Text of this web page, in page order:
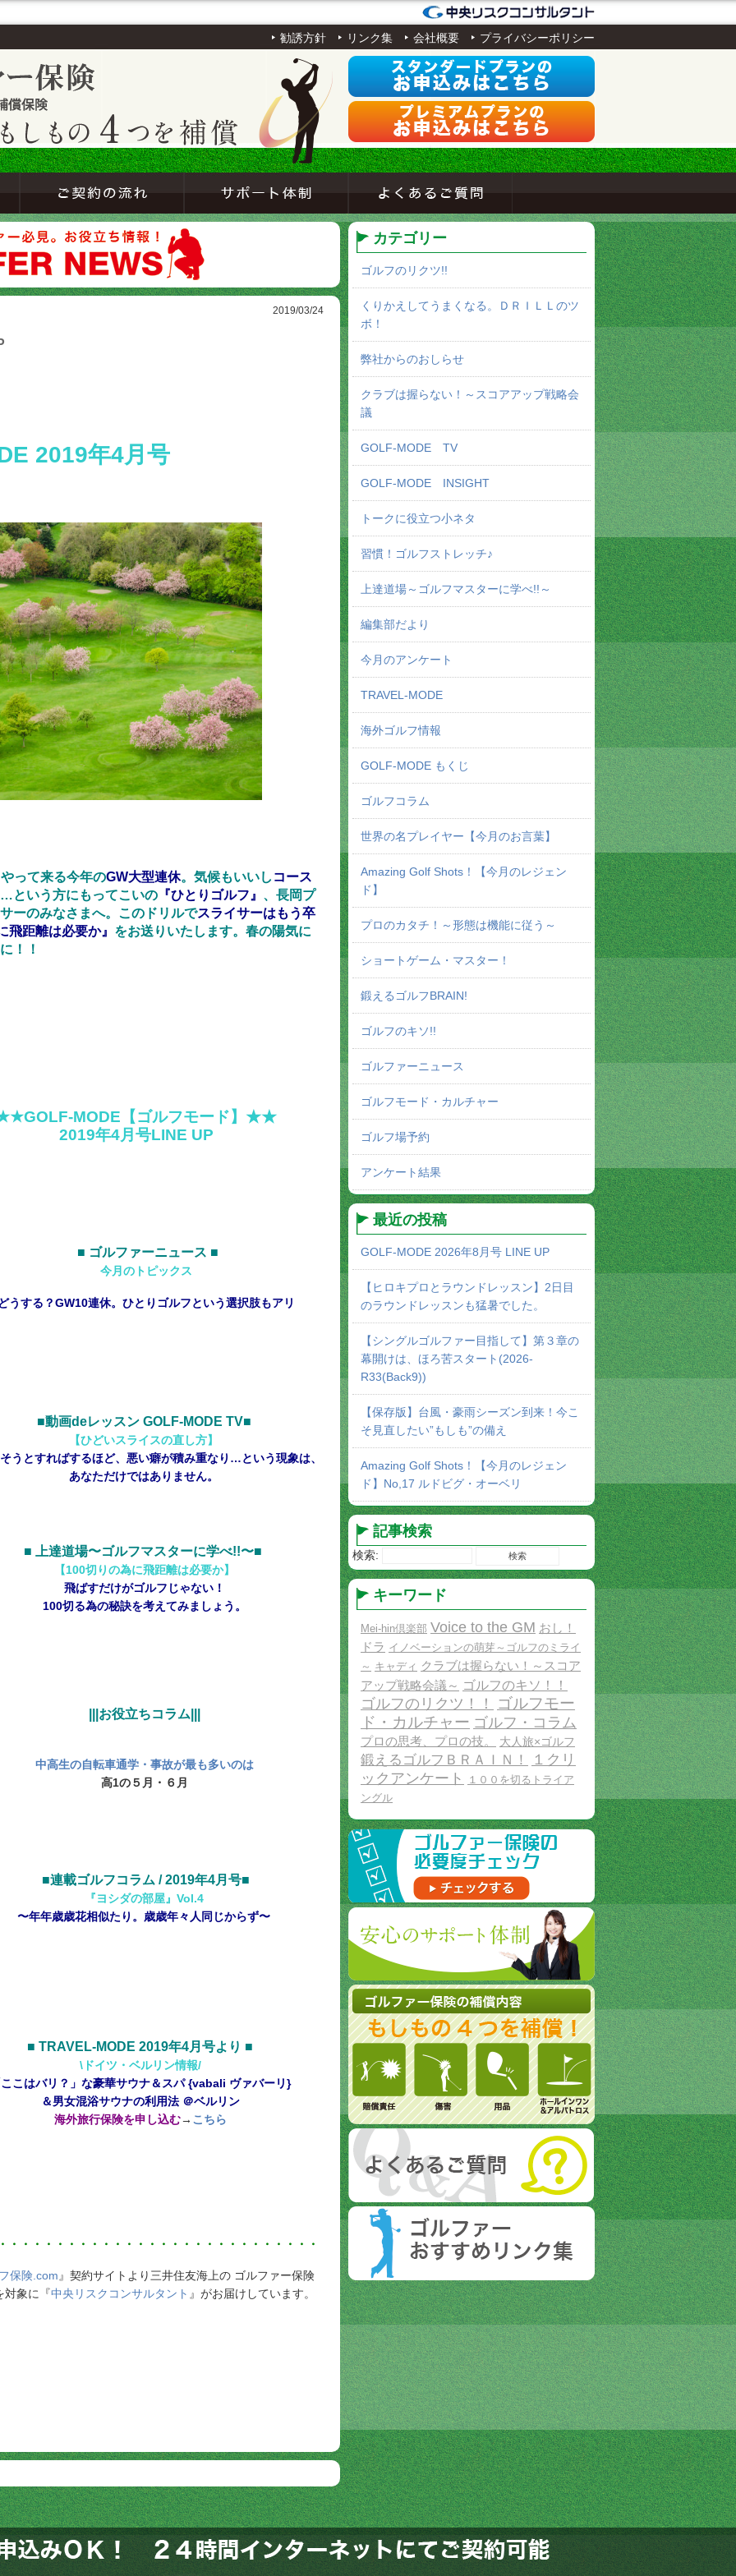
勧誘方針 リンク集 会社概要 プライバシーポリシー
カテゴリー
ゴルフのリクツ!!
くりかえしてうまくなる。ＤＲＩＬＬのツ
ボ！
弊社からのおしらせ
クラブは握らない！～スコアアップ戦略会
議
GOLF-MODE TV
GOLF-MODE INSIGHT
トークに役立つ小ネタ
習慣！ゴルフストレッチ♪
上達道場～ゴルフマスターに学べ!!～
編集部だより
今月のアンケート
TRAVEL-MODE
海外ゴルフ情報
GOLF-MODE もくじ
ゴルフコラム
世界の名プレイヤー【今月のお言葉】
Amazing Golf Shots！【今月のレジェン
ド】
プロのカタチ！～形態は機能に従う～
ショートゲーム・マスター！
鍛えるゴルフBRAIN!
ゴルフのキソ!!
ゴルファーニュース
ゴルフモード・カルチャー
ゴルフ場予約
アンケート結果
最近の投稿
GOLF-MODE 2026年8月号 LINE UP
【ヒロキプロとラウンドレッスン】2日目
のラウンドレッスンも猛暑でした。
【シングルゴルファー目指して】第３章の
幕開けは、ほろ苦スタート(2026-
R33(Back9))
【保存版】台風・豪雨シーズン到来！今こ
そ見直したい”もしも”の備え
Amazing Golf Shots！【今月のレジェン
ド】No,17 ルドビグ・オーベリ
記事検索
検索:
キーワード
Mei-hin倶楽部 Voice to the GM おし！
ドラ イノベーションの萌芽～ゴルフのミライ
～ キャディ クラブは握らない！～スコア
アップ戦略会議～ ゴルフのキソ！！
ゴルフのリクツ！！
ゴルフモー
ド・カルチャー ゴルフ・コラム
プロの思考、プロの技。 大人旅×ゴルフ
鍛えるゴルフＢＲＡＩＮ！
１クリ
ックアンケート
１００を切るトライア
ングル
2019/03/24
2019年4月号
って来る今年のGW大型連休。気候もいいし コース
…という方にもってこいの 『ひとりゴルフ』 、長岡プ
ーのみなさまへ。このドリルでスライサーはもう卒
飛距離は必要か』 をお送りいたします。春の陽気に
！！
MODE【ゴルフモード】★★
2019年4月号LINE UP
■ ゴルファーニュース ■
今月のトピックス
うする？GW10連休。ひとりゴルフという選択肢もアリ
■動画deレッスン GOLF-MODE TV■
【ひどいスライスの直し方】
うとすればするほど、悪い癖が積み重なり…という現象は、
あなただけではありません。
■ 上達道場〜ゴルフマスターに学べ!!〜■
【100切りの為に飛距離は必要か】
飛ばすだけがゴルフじゃない！
100切る為の秘訣を考えてみましょう。
|||お役立ちコラム|||
中高生の自転車通学・事故が最も多いのは
高1の５月・６月
■連載ゴルフコラム / 2019年4月号■
『ヨシダの部屋』Vol.4
〜年年歳歳花相似たり。歳歳年々人同じからず〜
■ TRAVEL-MODE 2019年4月号より ■
\ドイツ・ベルリン情報/
こはバリ？」な豪華サウナ＆スパ {vabali ヴァバーリ}
＆男女混浴サウナの利用法 ＠ベルリン
海外旅行保険を申し込む→ こちら
・・・・・・・・・・・・・・・・・・・・・・・・・・
保険.com』契約サイトより三井住友海上の ゴルファー保険
対象に『中央リスクコンサルタント 』がお届けしています。